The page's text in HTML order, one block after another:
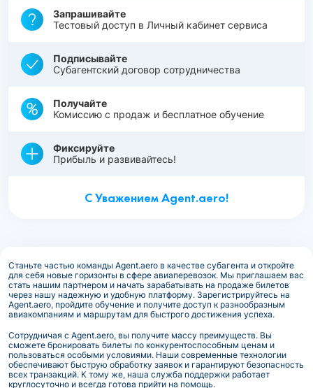
Запрашивайте
Тестовый доступ в Личный кабинет сервиса
Подписывайте
Субагентский договор сотрудничества
Получайте
Комиссию с продаж и бесплатное обучение
Фиксируйте
Прибыль и развивайтесь!
С Уважением Agent.aero!
Станьте частью команды Agent.aero в качестве субагента и откройте
для себя новые горизонты в сфере авиаперевозок. Мы приглашаем вас
стать нашим партнером и начать зарабатывать на продаже билетов
через нашу надежную и удобную платформу. Зарегистрируйтесь на
Agent.aero, пройдите обучение и получите доступ к разнообразным
авиакомпаниям и маршрутам для быстрого достижения успеха.
Сотрудничая с Agent.aero, вы получите массу преимуществ. Вы
сможете бронировать билеты по конкурентоспособным ценам и
пользоваться особыми условиями. Наши современные технологии
обеспечивают быструю обработку заявок и гарантируют безопасность
всех транзакций. К тому же, наша служба поддержки работает
круглосуточно и всегда готова прийти на помощь.